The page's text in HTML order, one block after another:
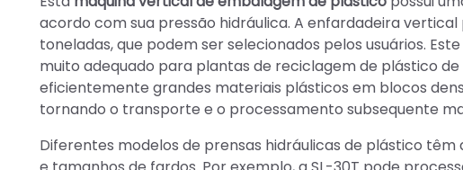
acordo com sua pressão hidráulica. A enfardadeira vertical
toneladas, que podem ser selecionados pelos usuários.
muito adequado para plantas de reciclagem de plástico
eficientemente grandes materiais plásticos em blocos
tornando o transporte e o processamento subsequente
Diferentes modelos de prensas hidráulicas de plástico